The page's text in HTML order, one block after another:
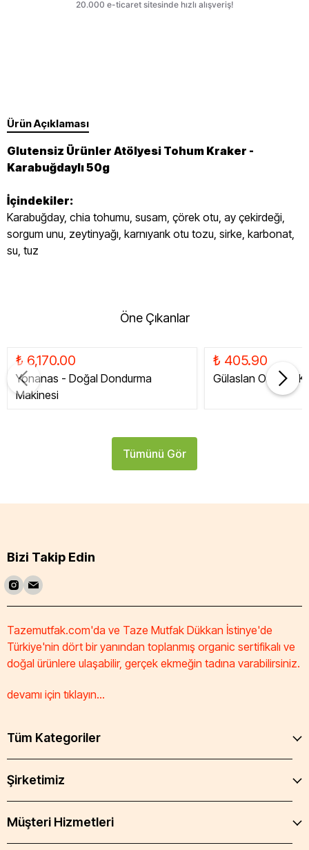
Ürün Açıklaması
Glutensiz Ürünler Atölyesi Tohum Kraker -
Karabuğdaylı 50g
İçindekiler:
Karabuğday, chia tohumu, susam, çörek otu, ay çekirdeği,
sorgum unu, zeytinyağı, karnıyarık otu tozu, sirke, karbonat,
su, tuz
Öne Çıkanlar
₺ 6,170.00
Yonanas - Doğal Dondurma
Makinesi
₺ 405.90
Gülaslan Organik
Tümünü Gör
Bizi Takip Edin
Tazemutfak.com'da ve Taze Mutfak Dükkan İstinye'de
Türkiye'nin dört bir yanından toplanmış organic sertifikalı ve
doğal ürünlere ulaşabilir, gerçek ekmeğin tadına varabilirsiniz.
devamı için tıklayın...
Tüm Kategoriler
Şirketimiz
Müşteri Hizmetleri